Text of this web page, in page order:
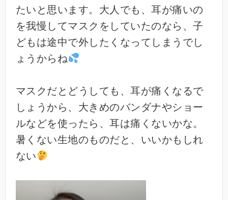
たいと思います。大人でも、耳が痛いの
を我慢してマスクをしていたのなら、子
どもは途中で外したくなってしまうでし
ょうからね
マスクだとどうしても、耳が痛くなるで
しょうから、大きめのバンダナやショー
ルなどを使ったら、耳は痛くないかな。
暑くない生地のものだと、いいかもしれ
ない